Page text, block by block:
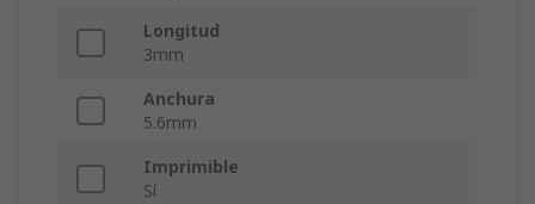
Longitud
3mm
Anchura
5.6mm
Imprimible
Sí